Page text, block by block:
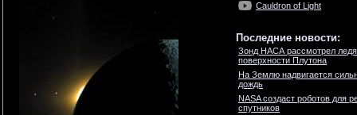
Cauldron of Light
Последние новости:
Зонд НАСА рассмотрел
поверхности Плутона
На Землю надвигается
дождь
NASA создаст роботов для
спутников